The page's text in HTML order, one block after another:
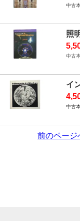
中古
照
中古
イ
中古
前のページ